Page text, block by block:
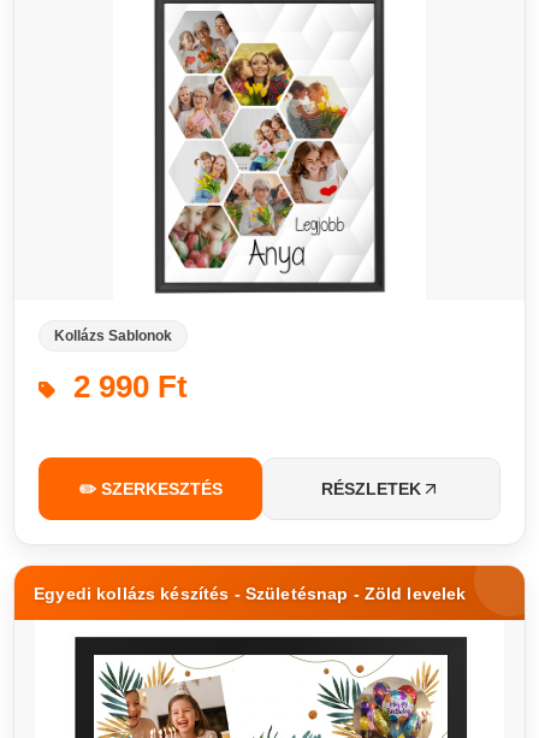
Kollázs Sablonok
2 990 Ft
✏️ SZERKESZTÉS RÉSZLETEK
Egyedi kollázs készítés - Születésnap - Zöld levelek